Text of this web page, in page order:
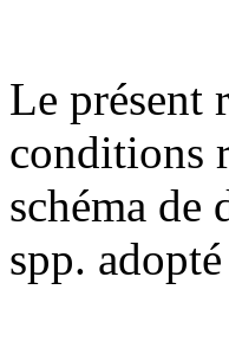
Le présent
conditions
schéma de
spp.